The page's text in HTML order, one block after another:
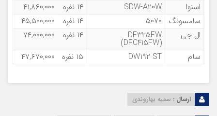
اسنوا
SDW-A۲۰W ۱۴ نفره
۴۱,۸۶۰,۰۰۰
سامسونگ
۵۰۷۰ ۱۴ نفره
۴۵,۵۰۰,۰۰۰
ال جی
DF325FW
(DFC415FW)
۱۴ نفره
۷۴,۰۰۰,۰۰۰
سام
DW۱۹۲ ST ۱۵ نفره ۴۷,۶۷۰,۰۰۰
ارسال : سمیه بهاروندی